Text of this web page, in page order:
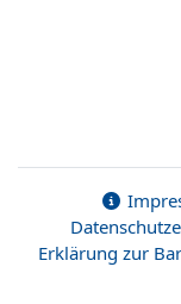
Erklärung zur